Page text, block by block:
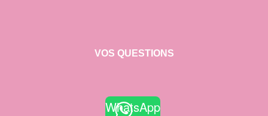
VOS QUESTIONS
WhatsApp